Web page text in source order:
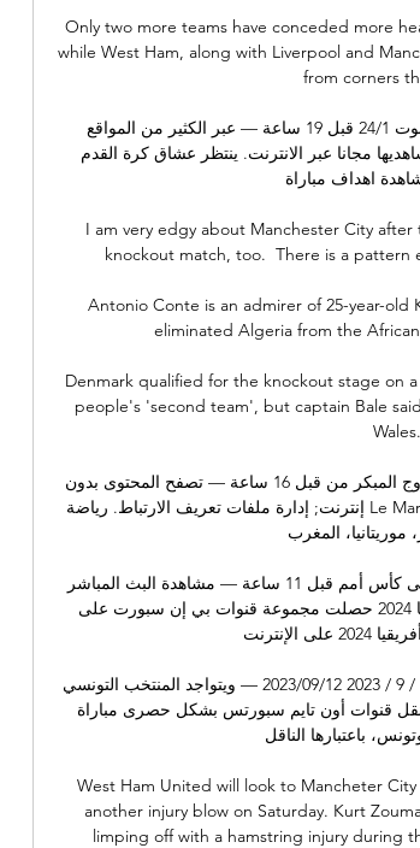
Only two more teams have conceded more
while West Ham, along with Liverpool and
from corners
نتيجة مباراة تونس وجنوب أفريقيا الان يلا شوت 24/1 قبل 19 ساعة — عبر الكثير من المواقع
اهداف مباراة ...
I am very edgy about Manchester City
knockout match, too.  There is a
Antonio Conte is an admirer of 25-year-old
eliminated Algeria from the
Denmark qualified for the knockout stage on
people's 'second team', but captain Bale
Wales.
إنترنت; إدارة ملفات تعريف الارتباط. رياضة Le Maroc affronte la Zambie à la CAN 2024. كرة
المغرب...
حقوق كأس أمم أفريقيا 2024 على الإنترنت ...
باعتبارها الناقل ...
West Ham United will look to Mancheter
another injury blow on Saturday. Kurt
limping off with a hamstring injury during